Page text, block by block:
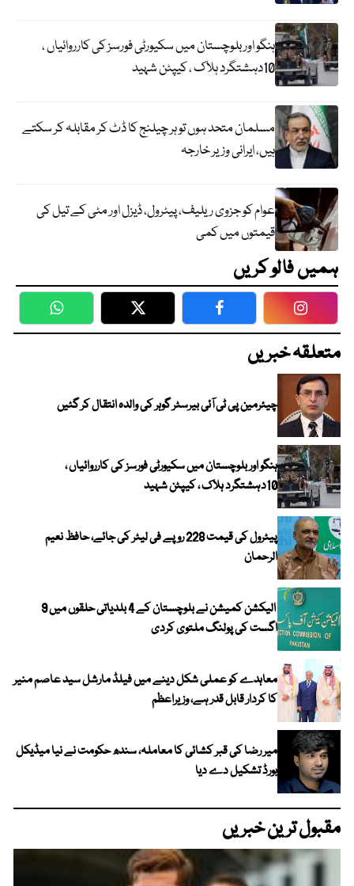
ہنگو اور بلوچستان میں سکیورٹی فورسز کی کارروائیاں ،
10دہشتگرد ہلاک ، کیپٹن شہید
مسلمان متحد ہوں تو ہر چیلنج کا ڈٹ کر مقابلہ کر سکتے
ہیں، ایرانی وزیر خارجہ
عوام کو جزوی ریلیف، پیٹرول، ڈیزل اور مٹی کے تیل کی
قیمتوں میں کمی
ہمیں فالو کریں
WhatsApp Twitter Facebook
متعلقہ خبریں
چیئرمین پی ٹی آئی بیرسٹر گوہر کی والدہ انتقال کر گئیں
ہنگو اور بلوچستان میں سکیورٹی فورسز کی کارروائیاں ،
10دہشتگرد ہلاک ، کیپٹن شہید
پیٹرول کی قیمت 228 روپے فی لیٹر کی جائے، حافظ نعیم
الرحمان
الیکشن کمیشن نے بلوچستان کے 4 بلدیاتی حلقوں میں 9
اگست کی پولنگ ملتوی کردی
معاہدے کو عملی شکل دینے میں فیلڈ مارشل سید عاصم منیر
کا کردار قابل قدر ہے، وزیراعظم
میر رضا کی قبر کشائی کا معاملہ، سندھ حکومت نے نیا میڈیکل
بورڈ تشکیل دے دیا
مقبول ترین خبریں